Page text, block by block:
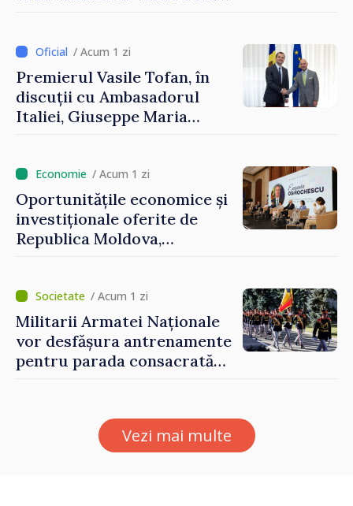
/ Acum 1 zi
Premierul Vasile Tofan, în
discuții cu Ambasadorul
Italiei, Giuseppe Maria
/ Acum 1 zi
Oportunitățile economice și
investiționale oferite de
Republica Moldova,
Forumul Diasporei
/ Acum 1 zi
Militarii Armatei Naționale
vor desfășura antrenamente
pentru parada consacrată
Vezi mai multe